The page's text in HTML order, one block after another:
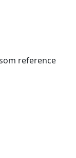
reference